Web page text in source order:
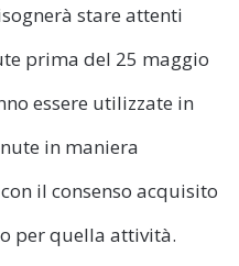
stare attenti
prima del 25 maggio
essere utilizzate in
in maniera
il consenso acquisito
per quella attività.